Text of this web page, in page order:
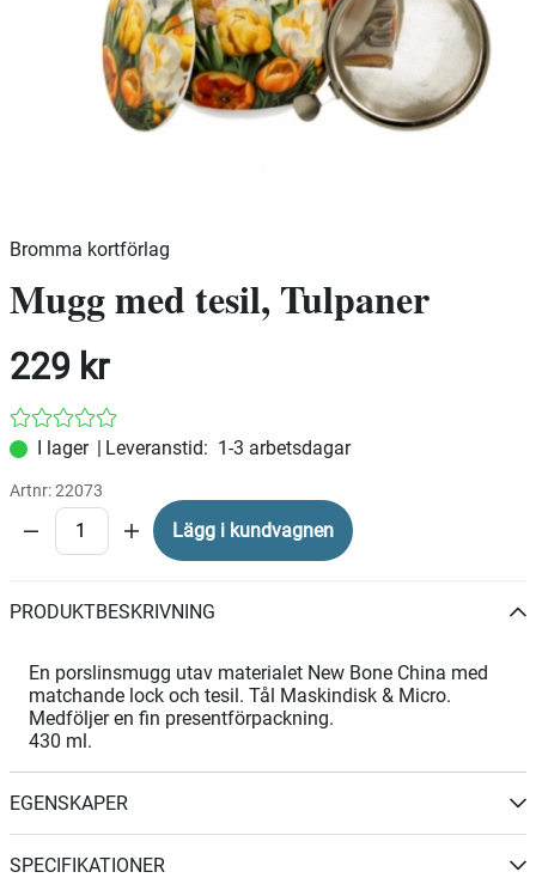
Bromma kortförlag
Mugg med tesil, Tulpaner
229 kr
| Leveranstid: 1-3 arbetsdagar
Artnr:22073
Lägg i kundvagnen
PRODUKTBESKRIVNING
En porslinsmugg utav materialet New Bone China med
matchande lock och tesil. Tål Maskindisk & Micro.
Medföljer en fin presentförpackning.
430 ml.
EGENSKAPER
SPECIFIKATIONER